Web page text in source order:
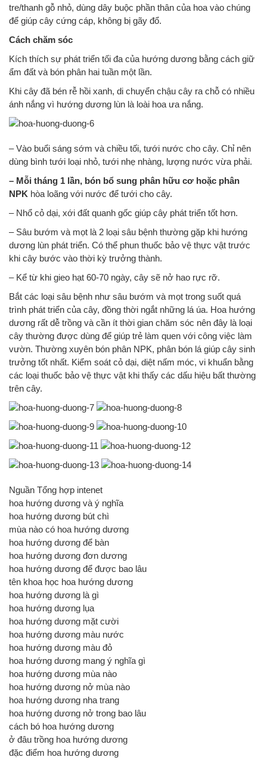
tre/thanh gỗ nhỏ, dùng dây buộc phần thân của hoa vào chúng
để giúp cây cứng cáp, không bị gãy đổ.
Cách chăm sóc
Kích thích sự phát triển tối đa của hướng dương bằng cách giữ
ẩm đất và bón phân hai tuần một lần.
Khi cây đã bén rễ hồi xanh, di chuyển chậu cây ra chỗ có nhiều
ánh nắng vì hướng dương lùn là loài hoa ưa nắng.
– Vào buổi sáng sớm và chiều tối, tưới nước cho cây. Chỉ nên
dùng bình tưới loại nhỏ, tưới nhẹ nhàng, lượng nước vừa phải.
– Mỗi tháng 1 lần, bón bổ sung phân hữu cơ hoặc phân
NPK hòa loãng với nước để tưới cho cây.
– Nhổ cỏ dại, xới đất quanh gốc giúp cây phát triển tốt hơn.
– Sâu bướm và mọt là 2 loại sâu bệnh thường gặp khi hướng
dương lùn phát triển. Có thể phun thuốc bảo vệ thực vật trước
khi cây bước vào thời kỳ trưởng thành.
– Kể từ khi gieo hạt 60-70 ngày, cây sẽ nở hao rực rỡ.
Bắt các loại sâu bệnh như sâu bướm và mọt trong suốt quá
trình phát triển của cây, đồng thời ngắt những lá úa. Hoa hướng
dương rất dễ trồng và cần ít thời gian chăm sóc nên đây là loại
cây thường được dùng để giúp trẻ làm quen với công việc làm
vườn. Thường xuyên bón phân NPK, phân bón lá giúp cây sinh
trưởng tốt nhất. Kiểm soát cỏ dại, diệt nấm móc, vi khuẩn bằng
các loại thuốc bảo vệ thực vật khi thấy các dấu hiệu bất thường
trên cây.
Nguần Tổng hợp intenet
hoa hướng dương và ý nghĩa
hoa hướng dương bút chì
mùa nào có hoa hướng dương
hoa hướng dương để bàn
hoa hướng dương đơn dương
hoa hướng dương để được bao lâu
tên khoa học hoa hướng dương
hoa hướng dương là gì
hoa hướng dương lụa
hoa hướng dương mặt cười
hoa hướng dương màu nước
hoa hướng dương màu đỏ
hoa hướng dương mang ý nghĩa gì
hoa hướng dương mùa nào
hoa hướng dương nở mùa nào
hoa hướng dương nha trang
hoa hướng dương nở trong bao lâu
cách bó hoa hướng dương
ở đâu trồng hoa hướng dương
đặc điểm hoa hướng dương